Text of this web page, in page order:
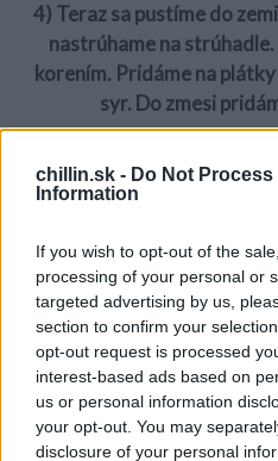
chillin.sk - Do Not Process
Information
If you wish to opt-out of the
processing of your personal or
targeted advertising by us,
section to confirm your
opt-out request is processed
interest-based ads based on
us or personal information
your opt-out. You may
disclosure of your personal
4) Teraz sa pustíme do
nastrúhame na
korením. Pridáme na
syr. Do zmesi
5) Formu si vymastíme
zmes! Polejeme kyslou
6) Vyberieme z rúry dáme
prsiami a máme
Tohle báječné jedlo je
celú rodinu! Zdieľajte
e
r
c
f
o
r